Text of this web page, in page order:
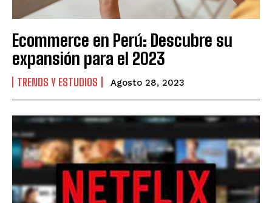
Ecommerce en Perú: Descubre su
expansión para el 2023
TRENDS Y ESTUDIOS Agosto 28, 2023